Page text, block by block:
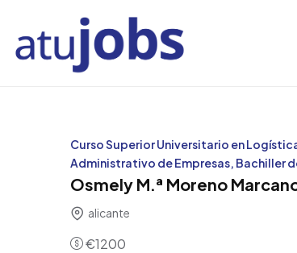
Curso Superior Universitario en
Administrativo de Empresas, Bachiller
Osmely M.ª Moreno
alicante
€1200